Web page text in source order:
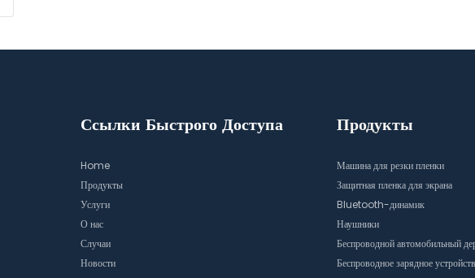
Ссылки Быстрого Доступа
Home
Продукты
Услуги
О нас
Случаи
Новости
Продукты
Машина для резки пленки
Защитная пленка для экрана
Bluetooth-динамик
Наушники
Беспроводной автомобильный
Беспроводное зарядное